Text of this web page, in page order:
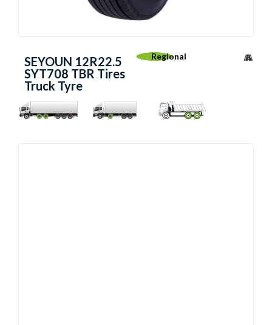
SEYOUN 12R22.5
SYT708 TBR Tires
Truck Tyre
Regional